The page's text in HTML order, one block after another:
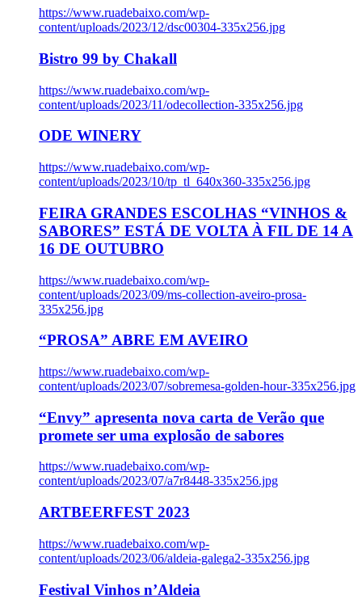
https://www.ruadebaixo.com/wp-
content/uploads/2023/12/dsc00304-335x256.jpg
Bistro 99 by Chakall
https://www.ruadebaixo.com/wp-
content/uploads/2023/11/odecollection-335x256.jpg
ODE WINERY
https://www.ruadebaixo.com/wp-
content/uploads/2023/10/tp_tl_640x360-335x256.jpg
FEIRA GRANDES ESCOLHAS “VINHOS &
SABORES” ESTÁ DE VOLTA À FIL DE 14 A
16 DE OUTUBRO
https://www.ruadebaixo.com/wp-
content/uploads/2023/09/ms-collection-aveiro-prosa-
335x256.jpg
“PROSA” ABRE EM AVEIRO
https://www.ruadebaixo.com/wp-
content/uploads/2023/07/sobremesa-golden-hour-335x256.jpg
“Envy” apresenta nova carta de Verão que
promete ser uma explosão de sabores
https://www.ruadebaixo.com/wp-
content/uploads/2023/07/a7r8448-335x256.jpg
ARTBEERFEST 2023
https://www.ruadebaixo.com/wp-
content/uploads/2023/06/aldeia-galega2-335x256.jpg
Festival Vinhos n’Aldeia